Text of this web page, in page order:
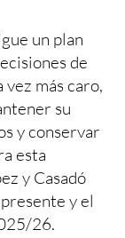
un plan
de
más caro,
su
y conservar
esta
y Casadó
y el
26.